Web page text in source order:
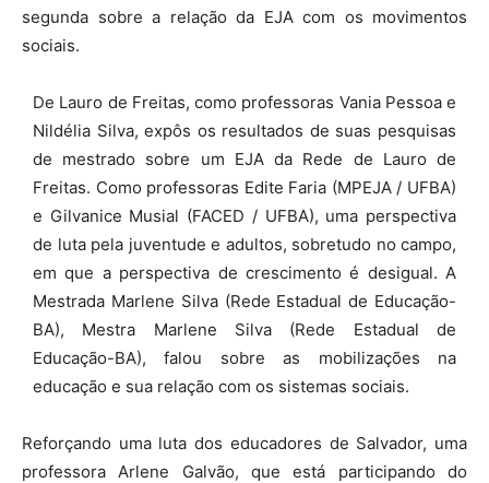
segunda sobre a relação da EJA com os movimentos
sociais.
De Lauro de Freitas, como professoras Vania Pessoa e
Nildélia Silva, expôs os resultados de suas pesquisas
de mestrado sobre um EJA da Rede de Lauro de
Freitas. Como professoras Edite Faria (MPEJA / UFBA)
e Gilvanice Musial (FACED / UFBA), uma perspectiva
de luta pela juventude e adultos, sobretudo no campo,
em que a perspectiva de crescimento é desigual. A
Mestrada Marlene Silva (Rede Estadual de Educação-
BA), Mestra Marlene Silva (Rede Estadual de
Educação-BA), falou sobre as mobilizações na
educação e sua relação com os sistemas sociais.
Reforçando uma luta dos educadores de Salvador, uma
professora Arlene Galvão, que está participando do